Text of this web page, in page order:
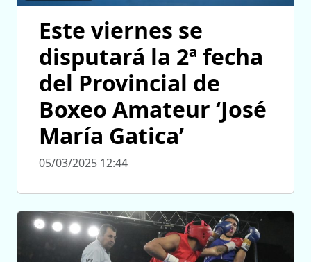
Este viernes se
disputará la 2ª fecha
del Provincial de
Boxeo Amateur ‘José
María Gatica’
05/03/2025 12:44